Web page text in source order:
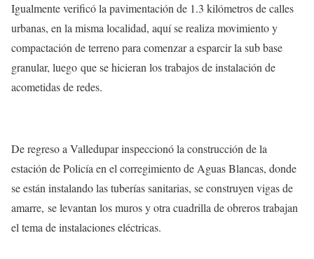
Igualmente verificó la pavimentación de 1.3 kilómetros de calles
urbanas, en la misma localidad, aquí se realiza movimiento y
compactación de terreno para comenzar a esparcir la sub base
granular, luego que se hicieran los trabajos de instalación de
acometidas de redes.
De regreso a Valledupar inspeccionó la construcción de la
estación de Policía en el corregimiento de Aguas Blancas, donde
se están instalando las tuberías sanitarias, se construyen vigas de
amarre, se levantan los muros y otra cuadrilla de obreros trabajan
el tema de instalaciones eléctricas.